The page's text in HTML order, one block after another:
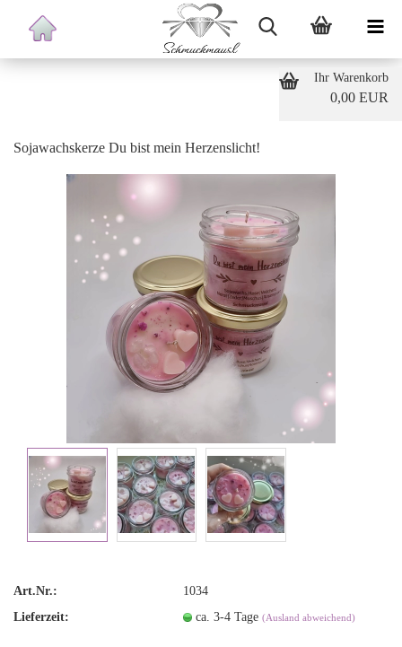
Ihr Warenkorb
0,00 EUR
Sojawachskerze Du bist mein Herzenslicht!
Art.Nr.:
1034
Lieferzeit:
ca. 3-4 Tage(Ausland abweichend)